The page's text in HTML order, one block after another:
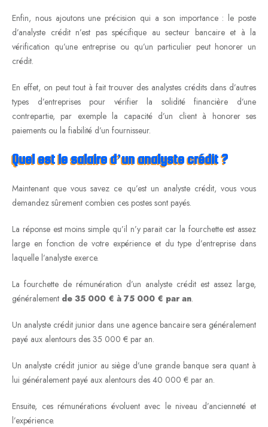
Enfin, nous ajoutons une précision qui a son importance : le poste
d’analyste crédit n’est pas spécifique au secteur bancaire et à la
vérification qu’une entreprise ou qu’un particulier peut honorer un
crédit.
En effet, on peut tout à fait trouver des analystes crédits dans d’autres
types d’entreprises pour vérifier la solidité financière d’une
contrepartie, par exemple la capacité d’un client à honorer ses
paiements ou la fiabilité d’un fournisseur.
Quel est le salaire d’un analyste crédit ?
Maintenant que vous savez ce qu’est un analyste crédit, vous vous
demandez sûrement combien ces postes sont payés.
La réponse est moins simple qu’il n’y parait car la fourchette est assez
large en fonction de votre expérience et du type d’entreprise dans
laquelle l’analyste exerce.
La fourchette de rémunération d’un analyste crédit est assez large,
généralement de 35 000 € à 75 000 € par an.
Un analyste crédit junior dans une agence bancaire sera généralement
payé aux alentours des 35 000 € par an.
Un analyste crédit junior au siège d’une grande banque sera quant à
lui généralement payé aux alentours des 40 000 € par an.
Ensuite, ces rémunérations évoluent avec le niveau d’ancienneté et
l’expérience.